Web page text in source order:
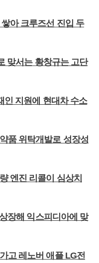
아 크루즈선 진입 두
맞서는 황창규는 고단
인 지원에 현대차 수소
품 위탁개발로 성장성
엔진 리콜이 심상치
장해 익스피디아에 맞
고 레노버 애플 LG전